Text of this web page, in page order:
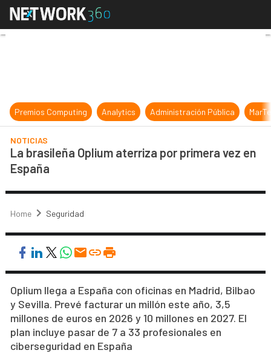
La brasileña Oplium aterriza por
Premios Computing Analytics Administración Pública
NOTICIAS
La brasileña Oplium aterriza por primera vez en
España
Home Seguridad
Oplium llega a España con oficinas en Madrid, Bilbao
y Sevilla. Prevé facturar un millón este año, 3,5
millones de euros en 2026 y 10 millones en 2027. El
plan incluye pasar de 7 a 33 profesionales en
ciberseguridad en España